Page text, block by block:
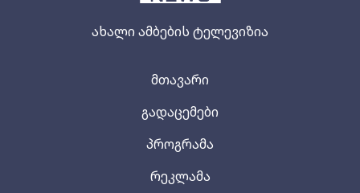
ახალი ამბების ტელევიზია
მთავარი
გადაცემები
პროგრამა
რეკლამა